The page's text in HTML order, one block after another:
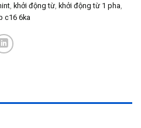
khởi động từ khởi động từ 1 pha
c16 6ka